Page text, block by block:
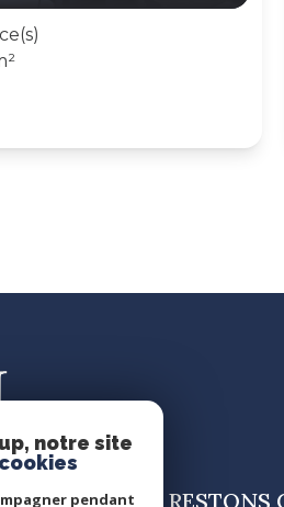
RESTONS
notre site
pendant